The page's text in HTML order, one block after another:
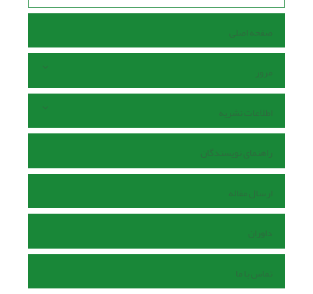
صفحه اصلی
مرور
اطلاعات نشریه
راهنمای نویسندگان
ارسال مقاله
داوران
تماس با ما